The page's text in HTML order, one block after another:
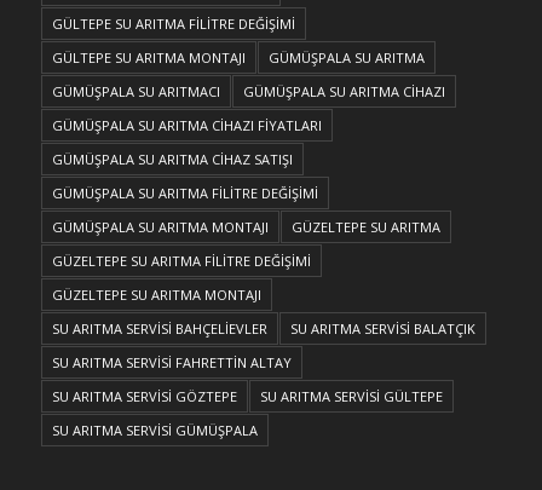
GÜLTEPE SU ARITMA FİLİTRE DEĞİŞİMİ
GÜLTEPE SU ARITMA MONTAJI
GÜMÜŞPALA SU ARITMA
GÜMÜŞPALA SU ARITMACI
GÜMÜŞPALA SU ARITMA CİHAZI
GÜMÜŞPALA SU ARITMA CİHAZI FİYATLARI
GÜMÜŞPALA SU ARITMA CİHAZ SATIŞI
GÜMÜŞPALA SU ARITMA FİLİTRE DEĞİŞİMİ
GÜMÜŞPALA SU ARITMA MONTAJI
GÜZELTEPE SU ARITMA
GÜZELTEPE SU ARITMA FİLİTRE DEĞİŞİMİ
GÜZELTEPE SU ARITMA MONTAJI
SU ARITMA SERVİSİ BAHÇELİEVLER
SU ARITMA SERVİSİ BALATÇIK
SU ARITMA SERVİSİ FAHRETTİN ALTAY
SU ARITMA SERVİSİ GÖZTEPE
SU ARITMA SERVİSİ GÜLTEPE
SU ARITMA SERVİSİ GÜMÜŞPALA